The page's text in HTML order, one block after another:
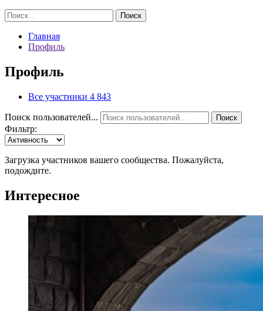
Найти:
Главная
Профиль
Профиль
Все участники 4 843
Поиск пользователей... Поиск
Фильтр:
Загрузка участников вашего сообщества. Пожалуйста,
подождите.
Интересное